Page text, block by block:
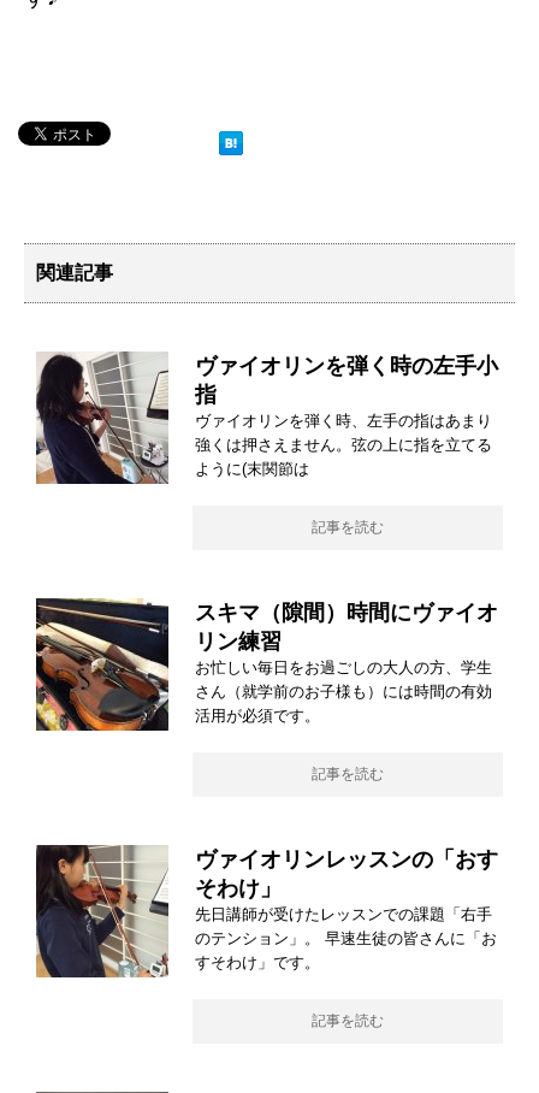
関連記事
ヴァイオリンを弾く時の左手小
指
ヴァイオリンを弾く時、左手の指はあまり
強くは押さえません。弦の上に指を立てる
ように(末関節は
記事を読む
スキマ（隙間）時間にヴァイオ
リン練習
お忙しい毎日をお過ごしの大人の方、学生
さん（就学前のお子様も）には時間の有効
活用が必須です。
記事を読む
ヴァイオリンレッスンの「おす
そわけ」
先日講師が受けたレッスンでの課題「右手
のテンション」。 早速生徒の皆さんに「お
すそわけ」です。
記事を読む